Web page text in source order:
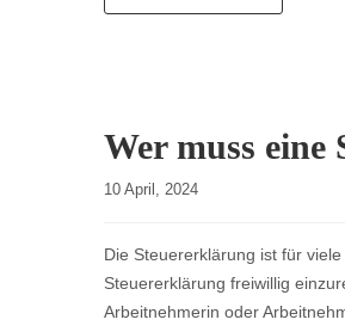
Wer muss eine
10 April, 2024
Die Steuererklärung ist für
Steuererklärung freiwillig
Arbeitnehmerin oder